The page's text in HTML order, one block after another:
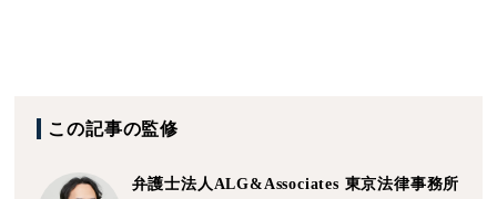
この記事の監修
弁護士法人ALG&Associates 東京法律事務所